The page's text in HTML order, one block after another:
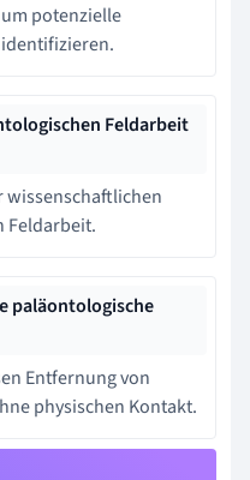
potenzielle
Feldarbeit
wissenschaftlichen
Feldarbeit.
paläontologische
Entfernung von
physischen Kontakt.